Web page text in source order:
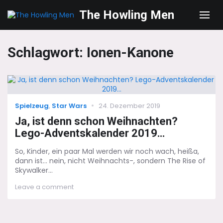
The Howling Men
Schlagwort: Ionen-Kanone
Categories
Spielzeug, Star Wars
Posted
24. Dezember 2019
Ja, ist denn schon Weihnachten?
Lego-Adventskalender 2019…
So, Kinder, ein paar Mal werden wir noch wach, heißa,
dann ist... nein, nicht Weihnachts-, sondern The Rise of
Skywalker...
Leave a commenton